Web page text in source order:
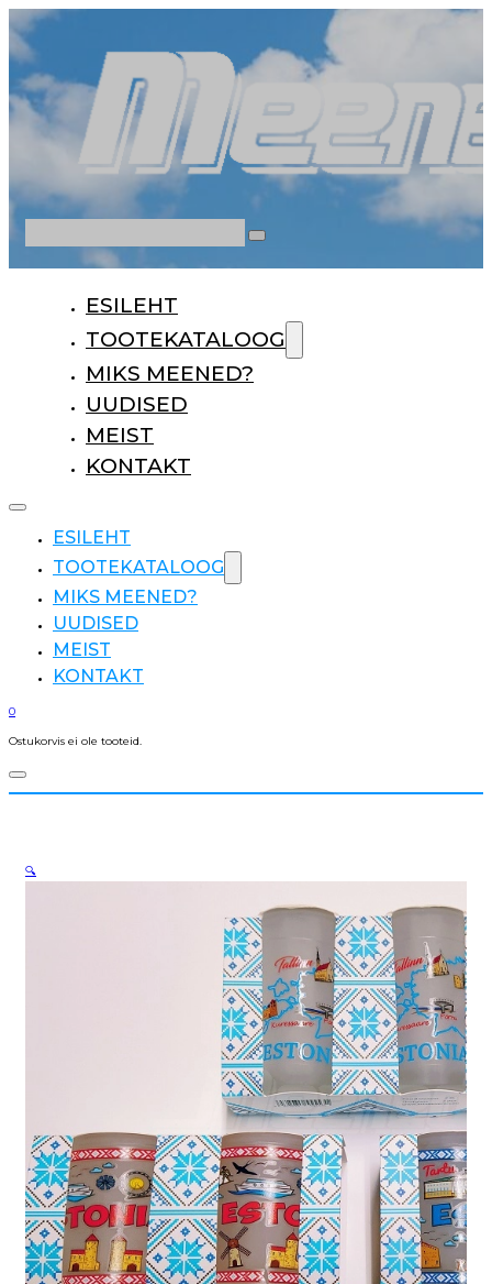
ESILEHT
TOOTEKATALOOG
MIKS MEENED?
UUDISED
MEIST
KONTAKT
ESILEHT
TOOTEKATALOOG
MIKS MEENED?
UUDISED
MEIST
KONTAKT
0
Ostukorvis ei ole tooteid.
🔍